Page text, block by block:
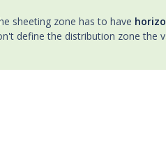
sheeting zone has to have
define the distribution zone the